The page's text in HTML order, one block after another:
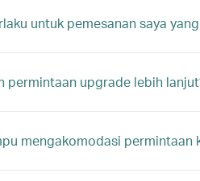
untuk pemesanan saya
permintaan upgrade lebih
mengakomodasi permintaan